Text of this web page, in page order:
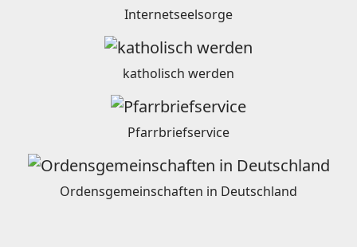
Internetseelsorge
katholisch werden
Pfarrbriefservice
Ordensgemeinschaften in Deutschland